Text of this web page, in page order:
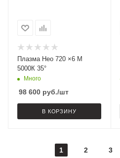
Плазма Нео 720 ×6 M
5000К 35°
Много
98 600 руб./шт
В КОРЗИНУ
1 2 3